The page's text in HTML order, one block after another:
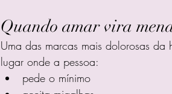
Quando amar vira
Uma das marcas mais dolorosas
lugar onde a pessoa:
pede o mínimo